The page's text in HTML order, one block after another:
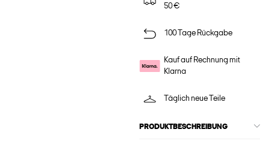
50 €
100 Tage Rückgabe
Kauf auf Rechnung mit
Klarna
Täglich neue Teile
PRODUKTBESCHREIBUNG